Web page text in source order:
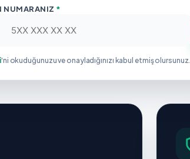
NUMARANIZ *
'ni okuduğunuzu ve onayladığınızı kabul etmiş olursunuz.